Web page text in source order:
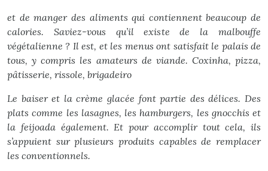
et de manger des aliments qui contiennent beaucoup de
calories. Saviez-vous qu’il existe de la malbouffe
végétalienne ? Il est, et les menus ont satisfait le palais de
tous, y compris les amateurs de viande. Coxinha, pizza,
pâtisserie, rissole, brigadeiro
Le baiser et la crème glacée font partie des délices. Des
plats comme les lasagnes, les hamburgers, les gnocchis et
la feijoada également. Et pour accomplir tout cela, ils
s’appuient sur plusieurs produits capables de remplacer
les conventionnels.